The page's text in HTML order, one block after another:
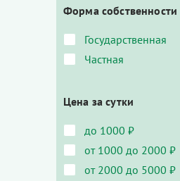
Форма собственности
Государственная
Частная
Цена за сутки
до 1000 ₽
от 1000 до 2000 ₽
от 2000 до 5000 ₽